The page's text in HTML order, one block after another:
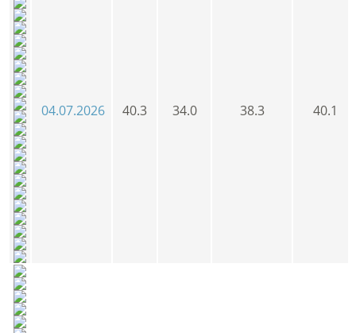
04.07.2026 40.3 34.0 38.3 40.1